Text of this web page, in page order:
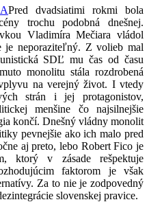
Pred dvadsiatimi rokmi bola
trochu podobná dnešnej.
Vladimíra Mečiara vládol
je neporaziteľný. Z volieb mal
SDĽ mu čas od času
monolitu stála rozdrobená
na verejný život. I vtedy
strán i jej protagonistov,
menšine čo najsilnejšie
končí. Dnešný vládny monolit
pevnejšie ako ich malo pred
aj preto, lebo Robert Fico je
ktorý v zásade rešpektuje
faktorom je však
Za to nie je zodpovedný
slovenskej pravice.